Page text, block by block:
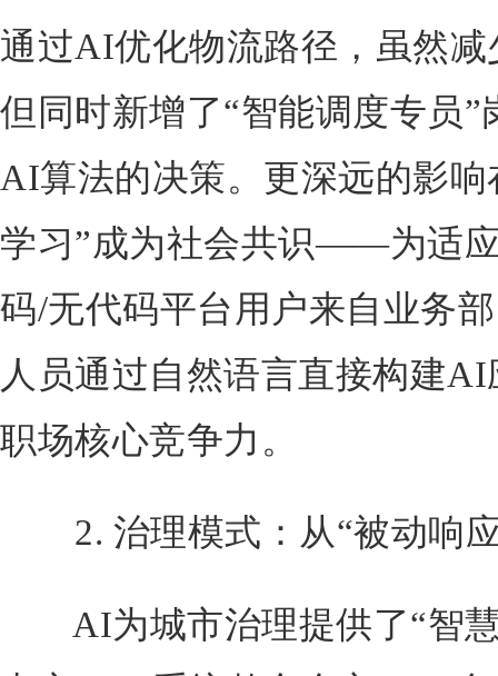
通过AI优化物流路径，虽然
但同时新增了“智能调度专员
AI算法的决策。更深远的影
学习”成为社会共识——为适
码/无代码平台用户来自业务
人员通过自然语言直接构建
职场核心竞争力。
2. 治理模式：从“被动响应
AI为城市治理提供了“智慧